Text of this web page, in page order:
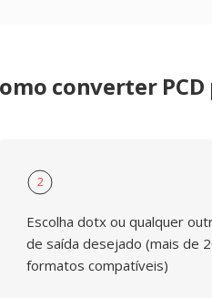
converter PCD
2
Escolha dotx ou qualquer
de saída desejado (mais de
formatos compatíveis)